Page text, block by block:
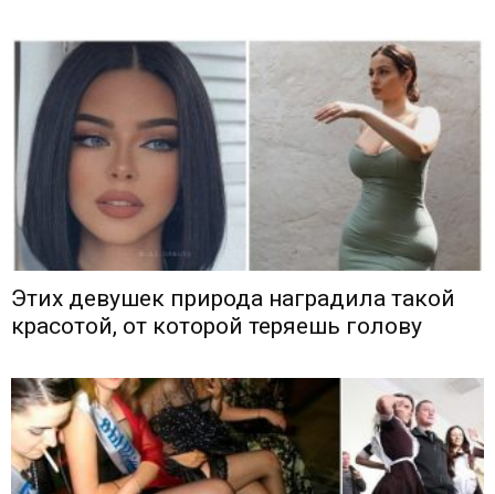
Этих девушек природа наградила такой
красотой, от которой теряешь голову